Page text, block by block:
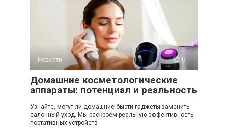
Новости 0
Домашние косметологические
аппараты: потенциал и реальность
Узнайте, могут ли домашние бьюти-гаджеты заменить
салонный уход. Мы раскроем реальную эффективность
портативных устройств